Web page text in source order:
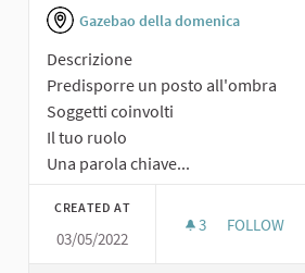
Gazebao della domenica
Descrizione
Predisporre un posto all'ombra
Soggetti coinvolti
Il tuo ruolo
Una parola chiave...
CREATED AT
03/05/2022
3 3 FOLLOWERS
FOLLOW